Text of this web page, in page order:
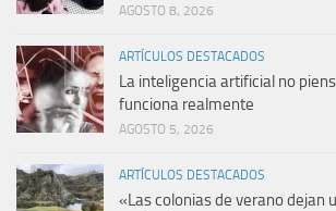
AGOSTO 8, 2026
ARTÍCULOS DESTACADOS
La inteligencia artificial no
funciona realmente
AGOSTO 5, 2026
ARTÍCULOS DESTACADOS
«Las colonias de verano dejan